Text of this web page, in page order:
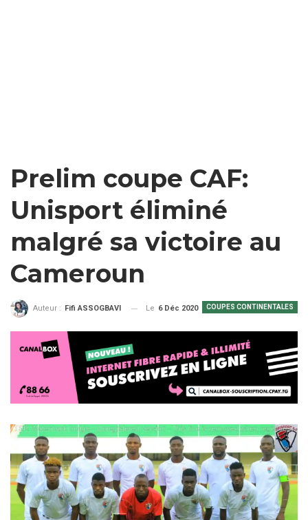
Prelim coupe CAF:
Unisport éliminé
malgré sa victoire au
Cameroun
COUPES CONTINENTALES
Auteur : Fifi ASSOGBAVI Le 6 Déc 2020